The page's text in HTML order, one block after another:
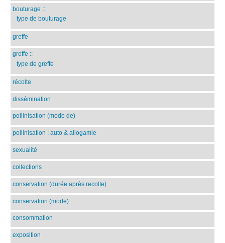
bouturage ::
type de bouturage
greffe
greffe ::
type de greffe
récolte
dissémination
pollinisation (mode de)
pollinisation : auto & allogamie
sexualité
collections
conservation (durée après recolte)
conservation (mode)
consommation
exposition